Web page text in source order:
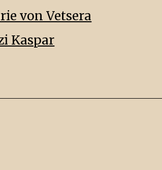
von Vetsera
Kaspar